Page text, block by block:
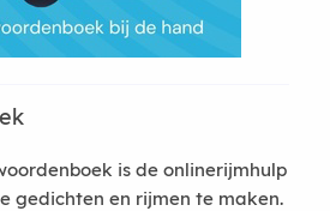
is de onlinerijmhulp
gedichten en rijmen te maken.